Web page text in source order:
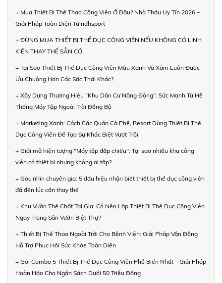
+ Mua Thiết Bị Thể Thao Công Viên Ở Đâu? Nhà Thầu Uy Tín 2026 –
Giải Pháp Toàn Diện Từ ndhsport
+ ĐỪNG MUA THIẾT BỊ THỂ DỤC CÔNG VIÊN NẾU KHÔNG CÓ LINH
KIỆN THAY THẾ SẴN CÓ
+ Tại Sao Thiết Bị Thể Dục Công Viên Màu Xanh Và Xám Luôn Được
Ưu Chuộng Hơn Các Sắc Thái Khác?
+ Xây Dựng Thương Hiệu "Khu Dân Cư Năng Động": Sức Mạnh Từ Hệ
Thống Máy Tập Ngoài Trời Đồng Bộ
+ Marketing Xanh: Cách Các Quán Cà Phê, Resort Dùng Thiết Bị Thể
Dục Công Viên Để Tạo Sự Khác Biệt Vượt Trội
+ Giải mã hiện tượng "Máy tập đắp chiếu": Tại sao nhiều khu công
viên có thiết bị nhưng không ai tập?
+ Góc nhìn chuyên gia: 5 dấu hiệu nhận biết thiết bị thể dục công viên
đã đến lúc cần thay thế
+ Khu Vườn Thể Chất Tại Gia: Có Nên Lắp Thiết Bị Thể Dục Công Viên
Ngay Trong Sân Vườn Biệt Thự?
+ Thiết Bị Thể Thao Ngoài Trời Cho Bệnh Viện: Giải Pháp Vận Động
Hỗ Trợ Phục Hồi Sức Khỏe Toàn Diện
+ Gói Combo 5 Thiết Bị Thể Dục Công Viên Phổ Biến Nhất – Giải Pháp
Hoàn Hảo Cho Ngân Sách Dưới 50 Triệu Đồng